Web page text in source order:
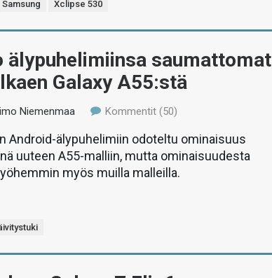
Samsung Xclipse 530
älypuhelimiinsa saumattomat
Galaxy A55:stä
Niemenmaa Kommentit (50)
Android-älypuhelimiin odoteltu ominaisuus
uuteen A55-malliin, mutta ominaisuudesta
myös muilla malleilla.